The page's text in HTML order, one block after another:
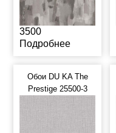
3500
Подробнее
Обои DU KA The
Prestige 25500-3